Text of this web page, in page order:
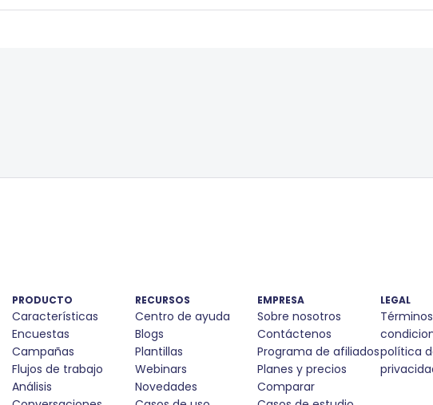
PRODUCTO
Características
Encuestas
Campañas
Flujos de trabajo
Análisis
RECURSOS
Centro de ayuda
Blogs
Plantillas
Webinars
Novedades
EMPRESA
Sobre nosotros
Contáctenos
Programa de afiliados
Planes y precios
Comparar
LEGAL
política